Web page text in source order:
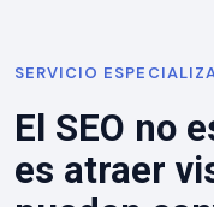
SERVICIO
El SEO no
es atraer